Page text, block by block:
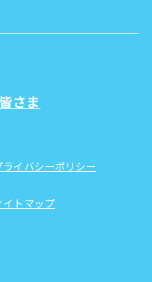
さま
ライバシーポリシー
イトマップ